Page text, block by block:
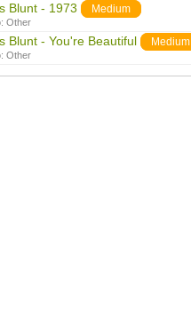
Blunt - 1973 Medium
Other
Blunt - You're Beautiful Medium
Other